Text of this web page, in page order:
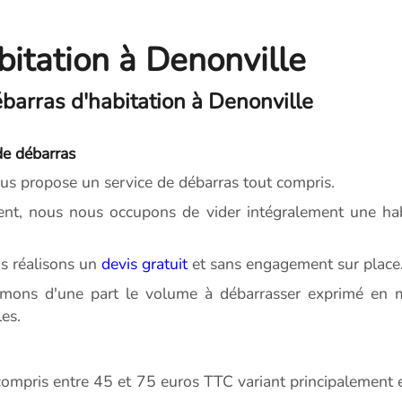
à Denonville
d'habitation à Denonville
débarras
propose un service de débarras tout compris.
nous nous occupons de vider intégralement une
réalisons un devis gratuitet sans engagement sur
d'une part le volume à débarrasser exprimé en
entre 45 et 75 euros TTC variant principalement